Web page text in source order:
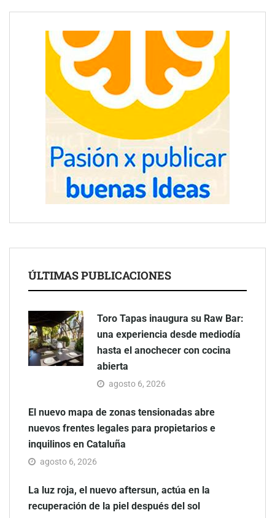
ÚLTIMAS PUBLICACIONES
Toro Tapas inaugura su Raw Bar:
una experiencia desde mediodía
hasta el anochecer con cocina
abierta
agosto 6, 2026
El nuevo mapa de zonas tensionadas abre
nuevos frentes legales para propietarios e
inquilinos en Cataluña
agosto 6, 2026
La luz roja, el nuevo aftersun, actúa en la
recuperación de la piel después del sol